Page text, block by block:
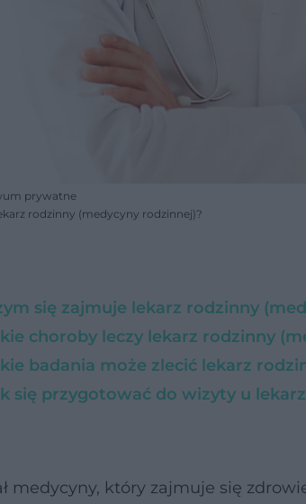
prywatne
rodzinny (medycyny rodzinnej)?
się zajmuje lekarz rodzinny
choroby leczy lekarz rodzinny
badania może zlecić lekarz
się przygotować do wizyty u
medycyny, który zajmuje się